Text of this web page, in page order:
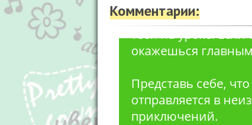
Комментарии:
Здравствуйте! Меня
тебя на уроке!
окажешься
Представь себе,
отправляется в
приключений.